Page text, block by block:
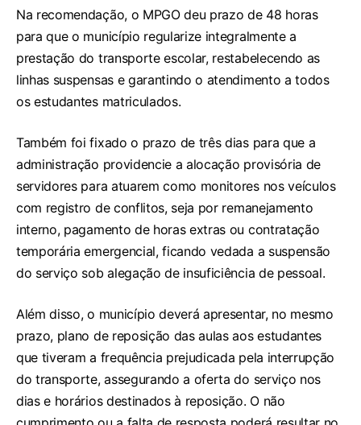
Na recomendação, o MPGO deu prazo de 48 horas
para que o município regularize integralmente a
prestação do transporte escolar, restabelecendo as
linhas suspensas e garantindo o atendimento a todos
os estudantes matriculados.
Também foi fixado o prazo de três dias para que a
administração providencie a alocação provisória de
servidores para atuarem como monitores nos veículos
com registro de conflitos, seja por remanejamento
interno, pagamento de horas extras ou contratação
temporária emergencial, ficando vedada a suspensão
do serviço sob alegação de insuficiência de pessoal.
Além disso, o município deverá apresentar, no mesmo
prazo, plano de reposição das aulas aos estudantes
que tiveram a frequência prejudicada pela interrupção
do transporte, assegurando a oferta do serviço nos
dias e horários destinados à reposição. O não